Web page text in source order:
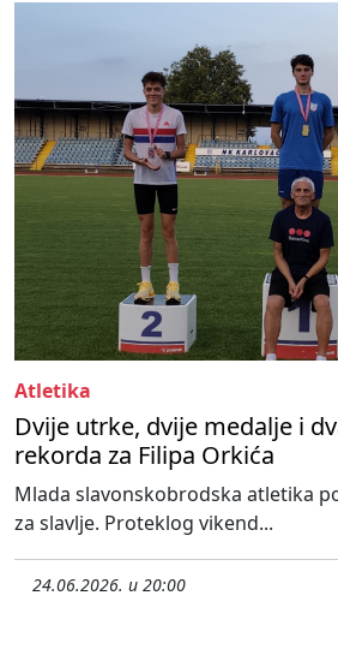
Atletika
Dvije utrke, dvije medalje i
rekorda za Filipa Orkića
Mlada slavonskobrodska atletika
za slavlje. Proteklog vikend...
24.06.2026. u 20:00